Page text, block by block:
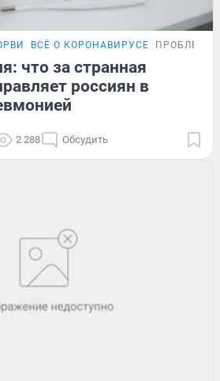
ВСЁ О КОРОНАВИРУСЕ ПРОБЛЕМА
что за странная
россиян в
2 288 Обсудить